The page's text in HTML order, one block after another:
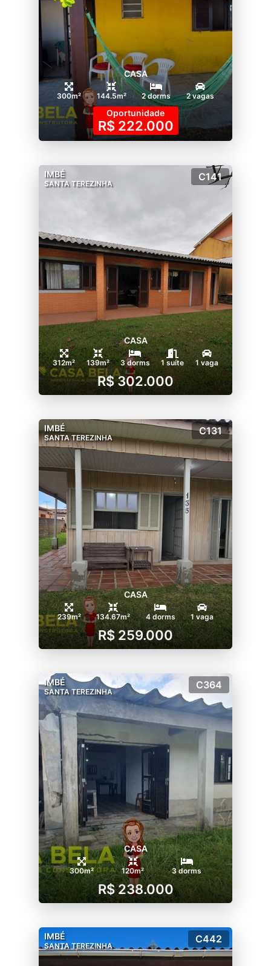
CASA
300m² 144.5m² 2 dorms 2 vagas
Oportunidade
R$ 222.000
IMBÉ
SANTA TEREZINHA
C141
CASA
312m² 139m² 3 dorms 1 suíte 1 vaga
R$ 302.000
IMBÉ
SANTA TEREZINHA
C131
CASA
239m² 134.67m² 4 dorms 1 vaga
R$ 259.000
IMBÉ
SANTA TEREZINHA
C364
CASA
300m² 120m² 3 dorms
R$ 238.000
IMBÉ
SANTA TEREZINHA
C442